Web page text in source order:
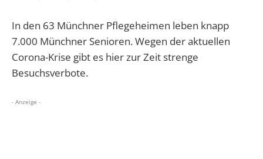
In den 63 Münchner Pflegeheimen leben knapp
7.000 Münchner Senioren. Wegen der aktuellen
Corona-Krise gibt es hier zur Zeit strenge
Besuchsverbote.
- Anzeige -